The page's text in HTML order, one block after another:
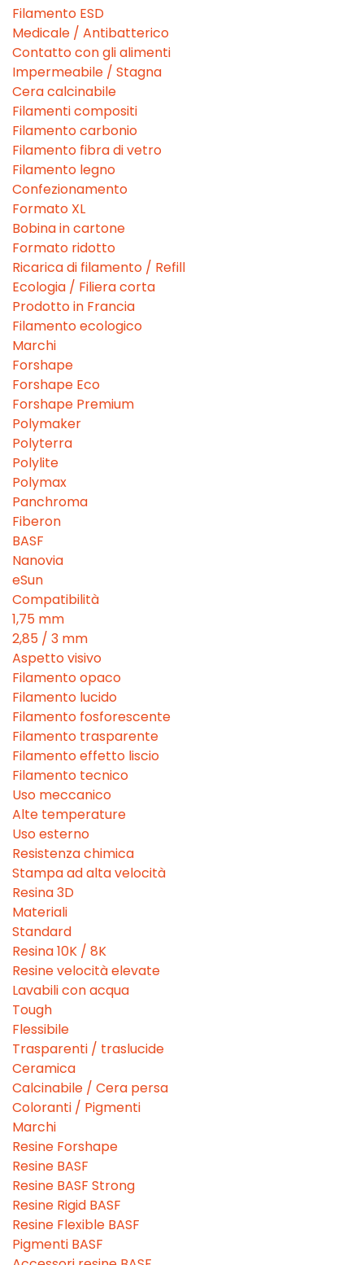
Filamento ESD
Medicale / Antibatterico
Contatto con gli alimenti
Impermeabile / Stagna
Cera calcinabile
Filamenti compositi
Filamento carbonio
Filamento fibra di vetro
Filamento legno
Confezionamento
Formato XL
Bobina in cartone
Formato ridotto
Ricarica di filamento / Refill
Ecologia / Filiera corta
Prodotto in Francia
Filamento ecologico
Marchi
Forshape
Forshape Eco
Forshape Premium
Polymaker
Polyterra
Polylite
Polymax
Panchroma
Fiberon
BASF
Nanovia
eSun
Compatibilità
1,75 mm
2,85 / 3 mm
Aspetto visivo
Filamento opaco
Filamento lucido
Filamento fosforescente
Filamento trasparente
Filamento effetto liscio
Filamento tecnico
Uso meccanico
Alte temperature
Uso esterno
Resistenza chimica
Stampa ad alta velocità
Resina 3D
Materiali
Standard
Resina 10K / 8K
Resine velocità elevate
Lavabili con acqua
Tough
Flessibile
Trasparenti / traslucide
Ceramica
Calcinabile / Cera persa
Coloranti / Pigmenti
Marchi
Resine Forshape
Resine BASF
Resine BASF Strong
Resine Rigid BASF
Resine Flexible BASF
Pigmenti BASF